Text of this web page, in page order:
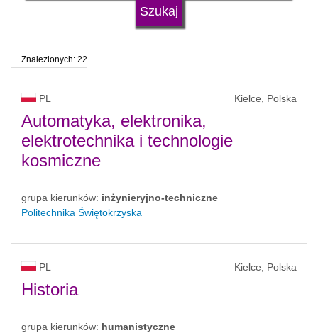
typ uczelni
status uczelni
Znalezionych: 22
PL Kielce, Polska
Automatyka, elektronika,
elektrotechnika i technologie
kosmiczne
grupa kierunków: inżynieryjno-techniczne
Politechnika Świętokrzyska
PL Kielce, Polska
Historia
grupa kierunków: humanistyczne